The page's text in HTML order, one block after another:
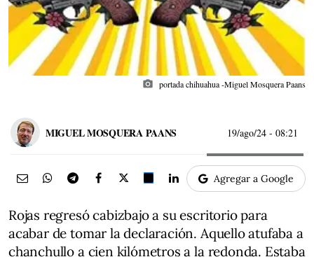
photo_camera portada chihuahua -Miguel Mosquera Paans
MIGUEL MOSQUERA PAANS 19/ago/24 - 08:21
Agregar a Google
Rojas regresó cabizbajo a su escritorio para
acabar de tomar la declaración. Aquello atufaba a
chanchullo a cien kilómetros a la redonda. Estaba